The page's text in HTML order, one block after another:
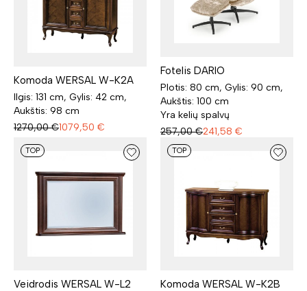
Komoda WERSAL W-K2A
Ilgis: 131 cm, Gylis: 42 cm,
Aukštis: 98 cm
1270,00 €1079,50 €
Fotelis DARIO
Plotis: 80 cm, Gylis: 90 cm,
Aukštis: 100 cm
Yra kelių spalvų
257,00 €241,58 €
TOP
Veidrodis WERSAL W-L2
TOP
Komoda WERSAL W-K2B